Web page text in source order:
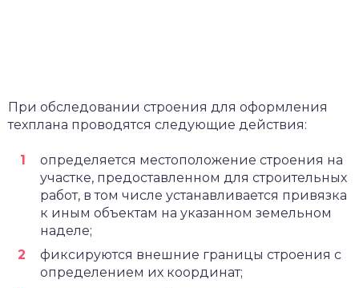
При обследовании строения для оформления
техплана проводятся следующие действия:
определяется местоположение строения на
участке, предоставленном для строительных
работ, в том числе устанавливается привязка
к иным объектам на указанном земельном
наделе;
фиксируются внешние границы строения с
определением их координат;